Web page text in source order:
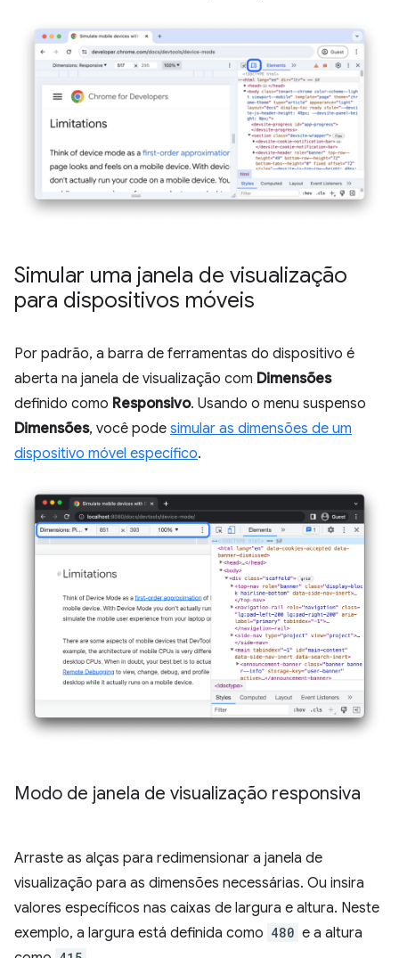
Simular uma janela de visualização
para dispositivos móveis
Por padrão, a barra de ferramentas do dispositivo é
aberta na janela de visualização com Dimensões
definido como Responsivo. Usando o menu suspenso
Dimensões, você pode simular as dimensões de um
dispositivo móvel específico.
Modo de janela de visualização responsiva
Arraste as alças para redimensionar a janela de
visualização para as dimensões necessárias. Ou insira
valores específicos nas caixas de largura e altura. Neste
exemplo, a largura está definida como 480 e a altura